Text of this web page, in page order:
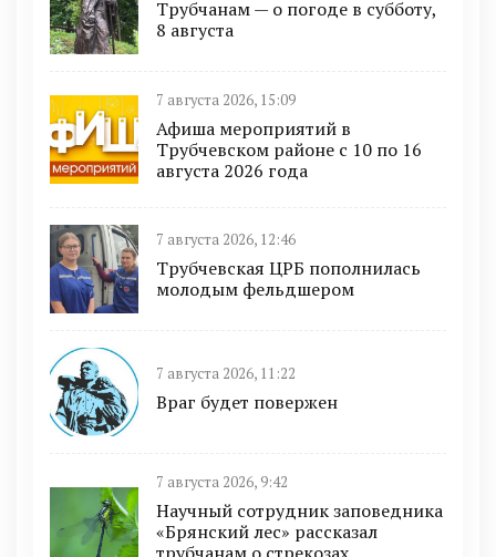
Трубчанам — о погоде в субботу,
8 августа
7 августа 2026, 15:09
Афиша мероприятий в
Трубчевском районе с 10 по 16
августа 2026 года
7 августа 2026, 12:46
Трубчевская ЦРБ пополнилась
молодым фельдшером
7 августа 2026, 11:22
Враг будет повержен
7 августа 2026, 9:42
Научный сотрудник заповедника
«Брянский лес» рассказал
трубчанам о стрекозах